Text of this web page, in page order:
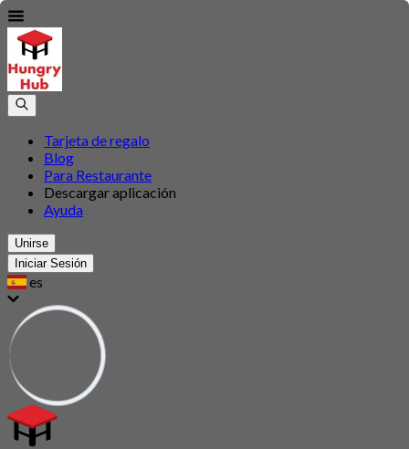
Tarjeta de regalo
Blog
Para Restaurante
Descargar aplicación
Ayuda
Unirse
Iniciar Sesión
es